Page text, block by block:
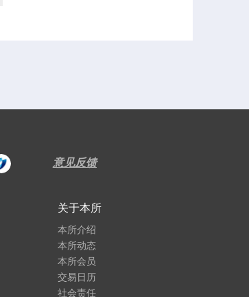
意见反馈
关于本所
本所介绍
本所动态
本所会员
交易日历
社会责任